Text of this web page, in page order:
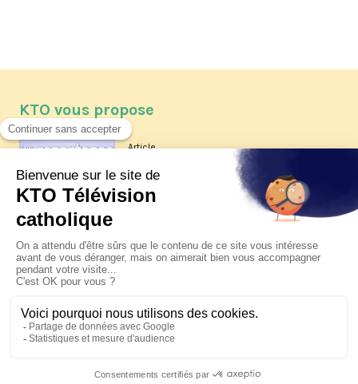
KTO vous propose
Article
Les reportages d'été 2026 de KTO
La visite pastorale du pape Léon
XIV à Assise à suivre sur KTO le
jeudi 6 août
Le pape en Uruguay, Argentine et
Pérou du 6 au 17 novembre 2026